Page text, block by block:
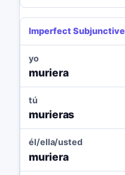
Imperfect Subjunctive
yo
muriera
tú
murieras
él/ella/usted
muriera